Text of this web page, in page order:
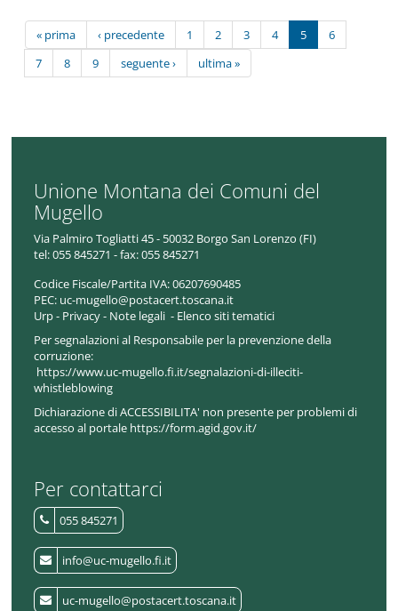
« prima ‹ precedente 1 2 3 4 5
6
7
8 9 seguente › ultima »
Unione Montana dei Comuni del
Mugello
Via Palmiro Togliatti 45 - 50032 Borgo San Lorenzo (FI)
tel:055 845271 - fax: 055 845271
Codice Fiscale/Partita IVA:06207690485
PEC: uc-mugello@postacert.toscana.it
Urp- Privacy- Note legali - Elenco siti tematici
Per segnalazioni al Responsabile per la prevenzione della
corruzione:
https://www.uc-mugello.fi.it/segnalazioni-di-illeciti-
whistleblowing
Dichiarazione di ACCESSIBILITA' non presente per problemi di
accesso al portale https://form.agid.gov.it/
Per contattarci
055 845271
info@uc-mugello.fi.it
uc-mugello@postacert.toscana.it